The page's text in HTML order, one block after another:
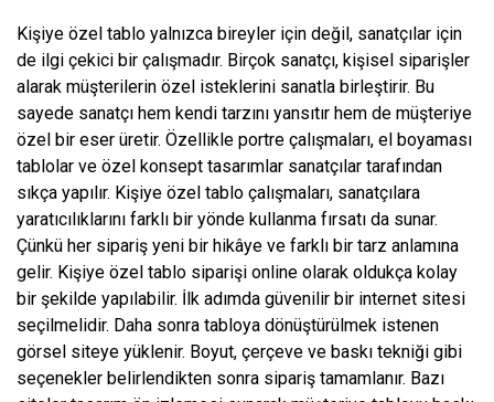
Kişiye özel tablo yalnızca bireyler için değil, sanatçılar için
de ilgi çekici bir çalışmadır. Birçok sanatçı, kişisel siparişler
alarak müşterilerin özel isteklerini sanatla birleştirir. Bu
sayede sanatçı hem kendi tarzını yansıtır hem de müşteriye
özel bir eser üretir. Özellikle portre çalışmaları, el boyaması
tablolar ve özel konsept tasarımlar sanatçılar tarafından
sıkça yapılır. Kişiye özel tablo çalışmaları, sanatçılara
yaratıcılıklarını farklı bir yönde kullanma fırsatı da sunar.
Çünkü her sipariş yeni bir hikâye ve farklı bir tarz anlamına
gelir. Kişiye özel tablo siparişi online olarak oldukça kolay
bir şekilde yapılabilir. İlk adımda güvenilir bir internet sitesi
seçilmelidir. Daha sonra tabloya dönüştürülmek istenen
görsel siteye yüklenir. Boyut, çerçeve ve baskı tekniği gibi
seçenekler belirlendikten sonra sipariş tamamlanır. Bazı